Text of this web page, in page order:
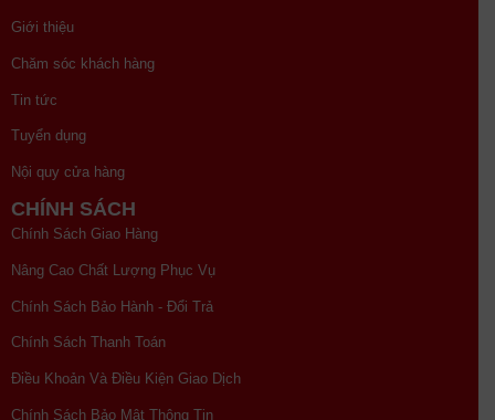
Giới thiệu
Chăm sóc khách hàng
Tin tức
Tuyển dụng
Nội quy cửa hàng
CHÍNH SÁCH
Chính Sách Giao Hàng
Nâng Cao Chất Lượng Phục Vụ
Chính Sách Bảo Hành - Đổi Trả
Chính Sách Thanh Toán
Điều Khoản Và Điều Kiện Giao Dịch
Chính Sách Bảo Mật Thông Tin